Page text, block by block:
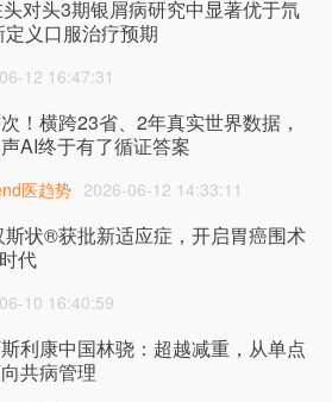
对头3期银屑病研究中显著优于氘
义口服治疗预期
12 16:47:31
！横跨23省、2年真实世界数据，
AI终于有了循证答案
医趋势 2026-06-12 14:33:11
状®获批新适应症，开启胃癌围术
代
10 16:40:59
利康中国林骁：超越减重，从单点
共病管理